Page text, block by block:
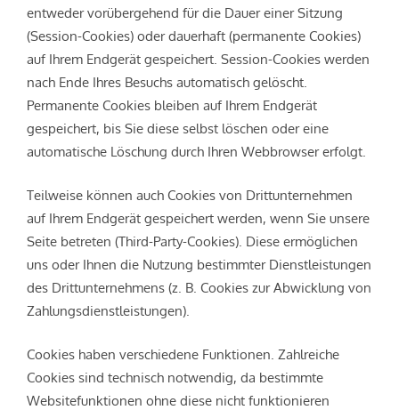
entweder vorübergehend für die Dauer einer Sitzung
(Session-Cookies) oder dauerhaft (permanente Cookies)
auf Ihrem Endgerät gespeichert. Session-Cookies werden
nach Ende Ihres Besuchs automatisch gelöscht.
Permanente Cookies bleiben auf Ihrem Endgerät
gespeichert, bis Sie diese selbst löschen oder eine
automatische Löschung durch Ihren Webbrowser erfolgt.
Teilweise können auch Cookies von Drittunternehmen
auf Ihrem Endgerät gespeichert werden, wenn Sie unsere
Seite betreten (Third-Party-Cookies). Diese ermöglichen
uns oder Ihnen die Nutzung bestimmter Dienstleistungen
des Drittunternehmens (z. B. Cookies zur Abwicklung von
Zahlungsdienstleistungen).
Cookies haben verschiedene Funktionen. Zahlreiche
Cookies sind technisch notwendig, da bestimmte
Websitefunktionen ohne diese nicht funktionieren